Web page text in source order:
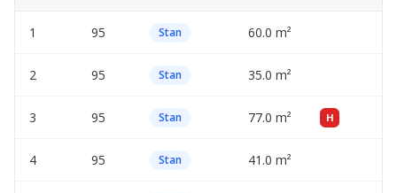
1 95 Stan 60.0 m²
2 95 Stan 35.0 m²
3 95 Stan 77.0 m² H
4 95 Stan 41.0 m²